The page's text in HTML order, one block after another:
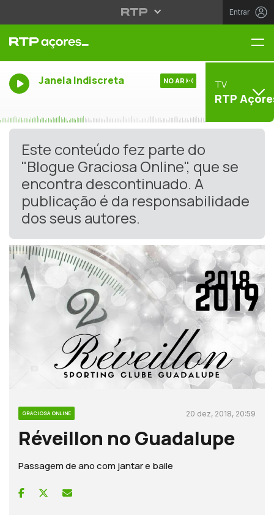
Entrar
Janela Indiscreta NO AR TV
RTP
Este conteúdo fez parte do
"Blogue Graciosa Online", que se
encontra descontinuado. A
publicação é da responsabilidade
dos seus autores.
GRACIOSA ONLINE 20 dez, 2018, 20:59
Réveillon no Guadalupe
Passagem de ano com jantar e baile